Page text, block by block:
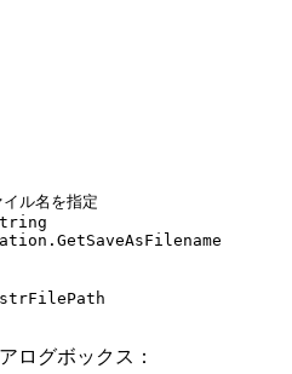
ル名を指定
ログボックス：